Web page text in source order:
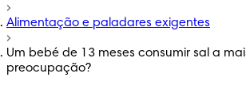
Alimentação e paladares exigentes
Um bebé de 13 meses consumir sal a
preocupação?